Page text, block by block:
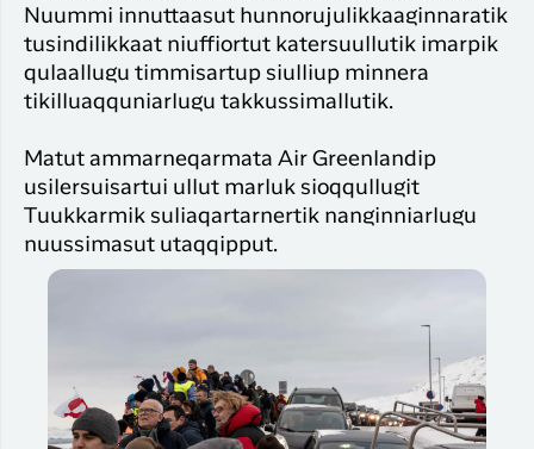
Nuummi innuttaasut hunnorujulikkaaginnaratik
tusindilikkaat niuffiortut katersuullutik imarpik
qulaallugu timmisartup siulliup minnera
tikilluaqquniarlugu takkussimallutik.
Matut ammarneqarmata Air Greenlandip
usilersuisartui ullut marluk sioqqullugit
Tuukkarmik suliaqartarnertik nanginniarlugu
nuussimasut utaqqipput.